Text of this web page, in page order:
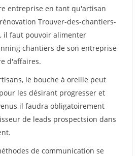
entreprise en tant qu'artisan
Trouver-des-chantiers-
il faut pouvoir alimenter
chantiers de son entreprise
d'affaires.
le bouche à oreille peut
les désirant progresser et
il faudra obligatoirement
de leads prospectsion dans
de communication se